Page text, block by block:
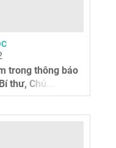
trong thông báo
thư, Chủ...